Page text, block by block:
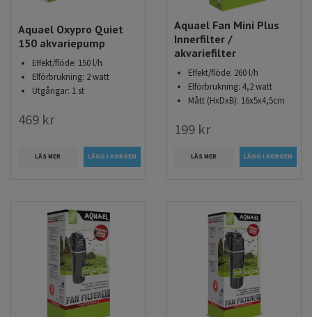
Aquael Oxypro Quiet
150 akvariepump
Effekt/flöde: 150 l/h
Elförbrukning: 2 watt
Utgångar: 1 st
469 kr
LÄS MER
Aquael Fan Mini Plus
Innerfilter /
akvariefilter
Effekt/flöde: 260 l/h
Elförbrukning: 4,2 watt
Mått (HxDxB): 16x5x4,5cm
199 kr
LÄS MER